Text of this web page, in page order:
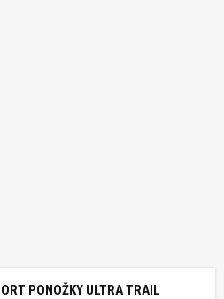
PONOŽKY ULTRA TRAIL